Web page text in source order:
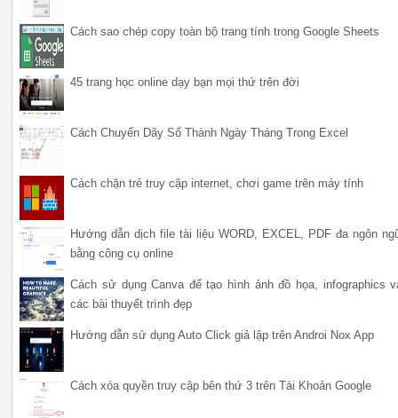
Cách sao chép copy toàn bộ trang tính trong Google Sheets
45 trang học online dạy bạn mọi thứ trên đời
Cách Chuyển Dãy Số Thành Ngày Tháng Trong Excel
Cách chặn trẻ truy cập internet, chơi game trên máy tính
Hướng dẫn dịch file tài liệu WORD, EXCEL, PDF đa ngôn
bằng công cụ online
Cách sử dụng Canva để tạo hình ảnh đồ họa, infographics
các bài thuyết trình đẹp
Hướng dẫn sử dụng Auto Click giả lập trên Androi Nox App
Cách xóa quyền truy cập bên thứ 3 trên Tài Khoản Google